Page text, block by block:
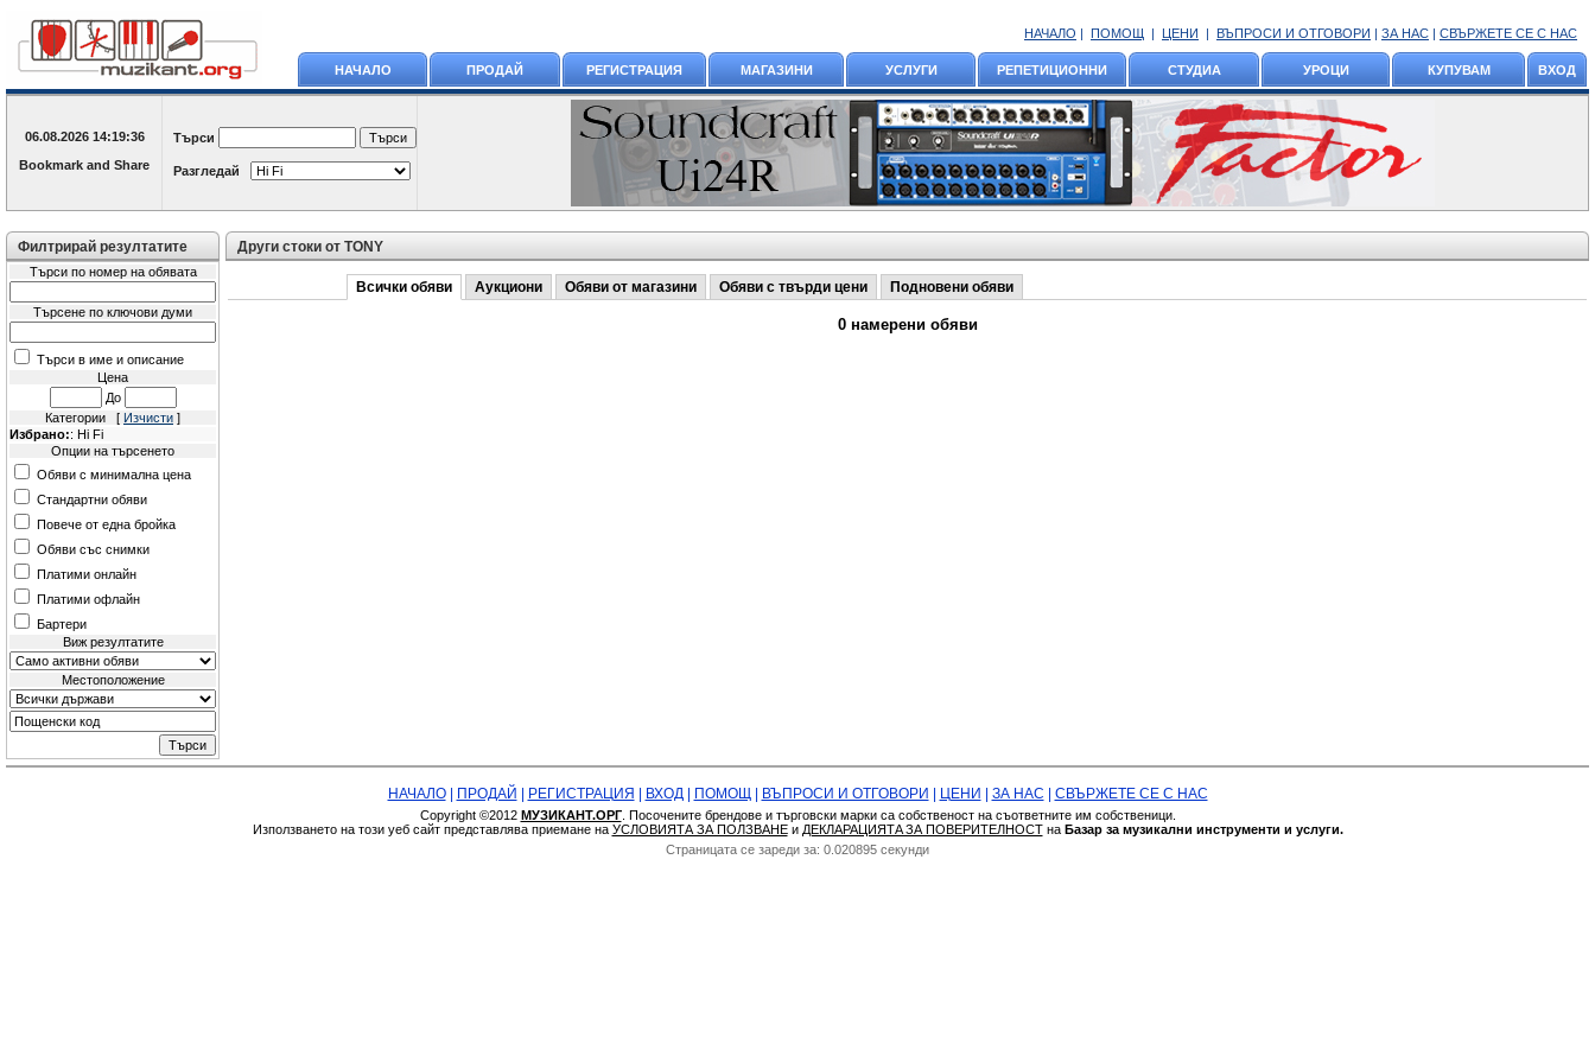
НАЧАЛО | ПОМОЩ | ЦЕНИ | ВЪПРОСИ И ОТГОВОРИ | ЗА НАС | СВЪРЖЕТЕ СЕ С НАС
НАЧАЛО ПРОДАЙ РЕГИСТРАЦИЯ МАГАЗИНИ УСЛУГИ РЕПЕТИЦИОННИ СТУДИА УРОЦИ КУПУВАМ ВХОД
06.08.2026 14:19:36 Търси
Разгледай
Филтрирай резултатите
Търси по номер на обявата
Търсене по ключови думи
Търси в име и описание
Цена
До
Категории [ Изчисти ]
Избрано:: Hi Fi
Опции на търсенето
Обяви с минимална цена
Стандартни обяви
Повече от една бройка
Обяви със снимки
Платими онлайн
Платими офлайн
Бартери
Виж резултатите
Местоположение
Други стоки от TONY
Всички обяви Аукциони Обяви от магазини Обяви с твърди цени Подновени обяви
0 намерени обяви
НАЧАЛО| ПРОДАЙ РЕГИСТРАЦИЯ ВХОД| ПОМОЩ| ВЪПРОСИ И ОТГОВОРИ ЦЕНИ ЗА НАС СВЪРЖЕТЕ СЕ С НАС
Copyright ©2012 МУЗИКАНТ.ОРГ. Посочените брендове и търговски марки са собственост на съответните им собственици.
Използването на този уеб сайт представлява приемане на УСЛОВИЯТА ЗА ПОЛЗВАНЕи ДЕКЛАРАЦИЯТA ЗА ПОВЕРИТЕЛНОСТна Базар за музикални инструменти и услуги.
Страницата се зареди за: 0.020895 секунди